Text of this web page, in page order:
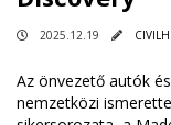
2025.12.19
Az önvezető autók
nemzetközi